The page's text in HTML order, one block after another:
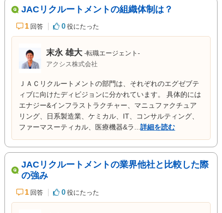
JACリクルートメントの組織体制は？
1 回答 0 役にたった
末永 雄大 -転職エージェント-
アクシス株式会社
ＪＡＣリクルートメントの部門は、それぞれのエグゼブテ
ィブに向けたディビジョンに分かれています。 具体的には
エナジー&インフラストラクチャー、マニュファクチュア
リング、日系製造業、ケミカル、IT、コンサルティング、
ファーマスーティカル、医療機器&ラ...詳細を読む
JACリクルートメントの業界他社と比較した際
の強み
1 回答 0 役にたった